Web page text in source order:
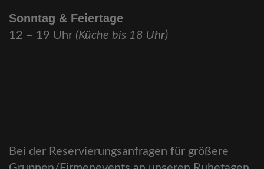
Sonntag & Feiertage
12 – 19 Uhr (Küche bis 18 Uhr)
Bei der Reservierungsanfragen für größere